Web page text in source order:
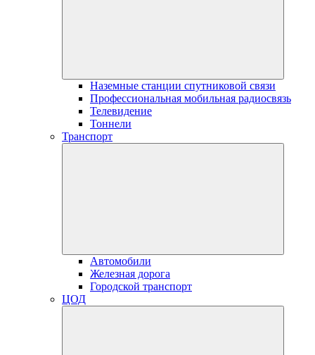
Наземные станции спутниковой связи
Профессиональная мобильная радиосвязь
Телевидение
Тоннели
Транспорт
Автомобили
Железная дорога
Городской транспорт
ЦОД